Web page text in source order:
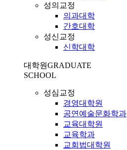
성의교정
의과대학
간호대학
성신교정
신학대학
대학원GRADUATE
SCHOOL
성심교정
경영대학원
공연예술문화학과
교육대학원
교육학과
교회법대학원